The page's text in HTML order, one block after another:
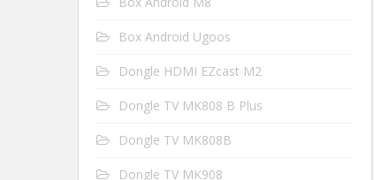
Box Android Ugoos
Dongle HDMI EZcast M2
Dongle TV MK808 B Plus
Dongle TV MK808B
Dongle TV MK908